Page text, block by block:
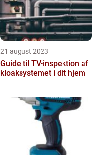
21 august 2023
Guide til TV-inspektion af
kloaksystemet i dit hjem